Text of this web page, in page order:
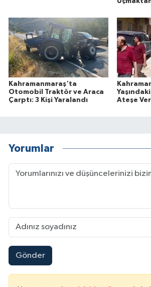
Kahramanmaraş'ta
Otomobil Traktör ve Araca
Çarptı: 3 Kişi Yaralandı
Ateşe
Yorumlar
Gönder